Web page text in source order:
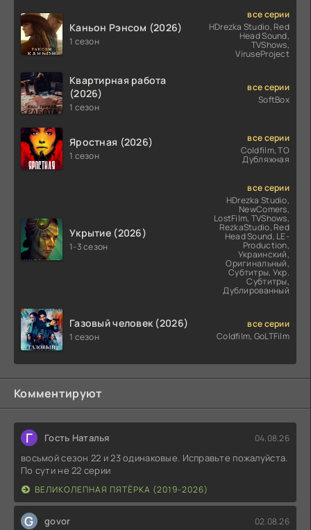
Каньон Рэнсом (2026)
1 сезон
все серии
HDrezka Studio, Red
Head Sound,
TVShows,
ViruseProject
Квартирная работа
(2026)
1 сезон
все серии
SoftBox
Яростная (2026)
1 сезон
все серии
Coldfilm, ТО
Дубляжная
Укрытие (2026)
1-3 сезон
все серии
HDrezka Studio,
NewComers,
LostFilm, TVShows,
RezkaStudio, Red
Head Sound, LE-
Production,
Украинский,
Оригинальный,
Субтитры, Укр.
Субтитры,
Дублированный
Газовый человек (2026)
1 сезон
все серии
Coldfilm, GoLTFilm
Комментируют
Г Гость Наталья 04.08.26
восьмой сезон 22 и 23 одинаковые. Исправьте пожалуйста.
По сути не 22 серии
ВЕЛИКОЛЕПНАЯ ПЯТЁРКА (2019-2026)
G govor 02.08.26